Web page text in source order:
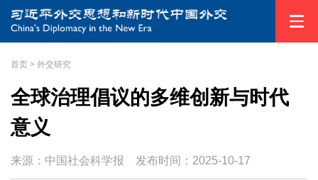
首页 > 外交研究
全球治理倡议的多维创新与时代
意义
来源：中国社会科学报 发布时间： 2025-10-17